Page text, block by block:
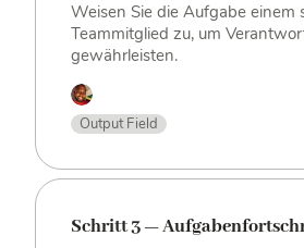
Weisen Sie die Aufgabe einem
Teammitglied zu, um
gewährleisten.
Output Field
Schritt 3 —